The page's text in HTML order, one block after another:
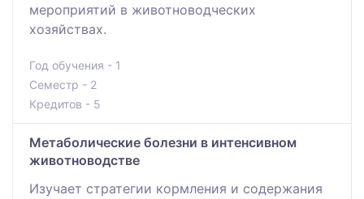
мероприятий в животноводческих
хозяйствах.
Год обучения - 1
Семестр - 2
Кредитов - 5
Метаболические болезни в интенсивном
животноводстве
Изучает стратегии кормления и содержания